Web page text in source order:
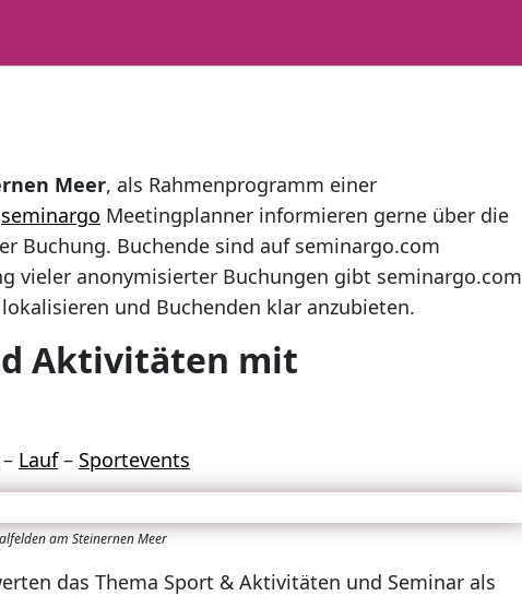
Meer, als Rahmenprogramm einer
seminargo Meetingplanner informieren gerne über die
Buchung. Buchende sind auf seminargo.com
vieler anonymisierter Buchungen gibt seminargo.com
und Buchenden klar anzubieten.
Aktivitäten mit
– Lauf– Sportevents
am Steinernen Meer
das Thema Sport & Aktivitäten und Seminar als